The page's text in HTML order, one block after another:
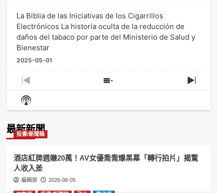
La Biblia de las Iniciativas de los Cigarrillos
Electrónicos La historia oculta de la reducción de
daños del tabaco por parte del Ministerio de Salud y
Bienestar
2025-05-01
Previous
Episode
Show
Episodes
Next
Show
Podcast
最新新聞
投書/新聞稿
酒店紅牌週賺20萬！AV女優喬喬爆黑幕「轉行拍片」揭驚
人收入差
編輯部 2026-08-05